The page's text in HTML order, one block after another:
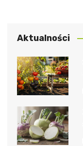
Aktualności